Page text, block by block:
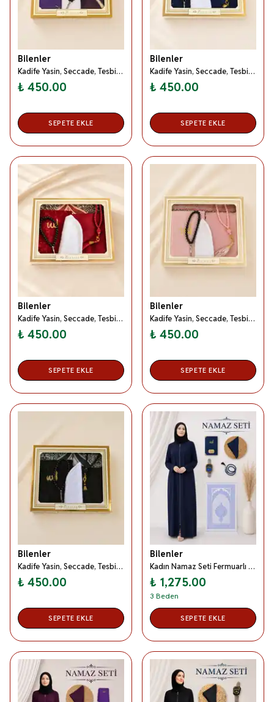
Bilenler
Kadife Yasin, Seccade, Tesbih, Takke Örtü Kadın Erkek Bohça Seti Mor
₺ 450.00
SEPETE EKLE
Bilenler
Kadife Yasin, Seccade, Tesbih, Takke Örtü Kadın Erkek Bohça Seti Lacivert
₺ 450.00
SEPETE EKLE
Bilenler
Kadife Yasin, Seccade, Tesbih, Takke Örtü Kadın Erkek Bohça Seti Kırmızı
₺ 450.00
SEPETE EKLE
Bilenler
Kadife Yasin, Seccade, Tesbih, Takke Örtü Kadın Erkek Bohça Seti Pembe
₺ 450.00
SEPETE EKLE
Bilenler
Kadife Yasin, Seccade, Tesbih, Takke Örtü Kadın Erkek Bohça Seti Siyah
₺ 450.00
SEPETE EKLE
Bilenler
Kadın Namaz Seti Fermuarlı Namaz Elbisesi Seccade Örtü Yasin Tesbih Zikirmatik Set - Lacivert
₺ 1,275.00
3 Beden
SEPETE EKLE